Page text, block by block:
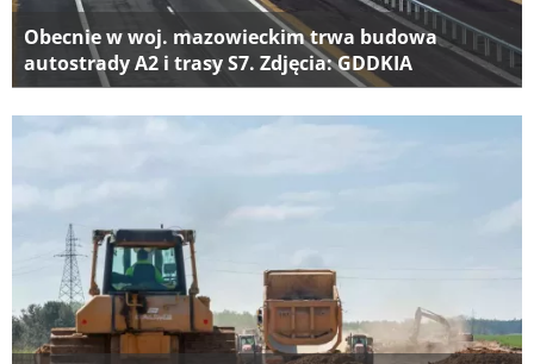
Obecnie w woj. mazowieckim trwa budowa
autostrady A2 i trasy S7. Zdjęcia: GDDKIA